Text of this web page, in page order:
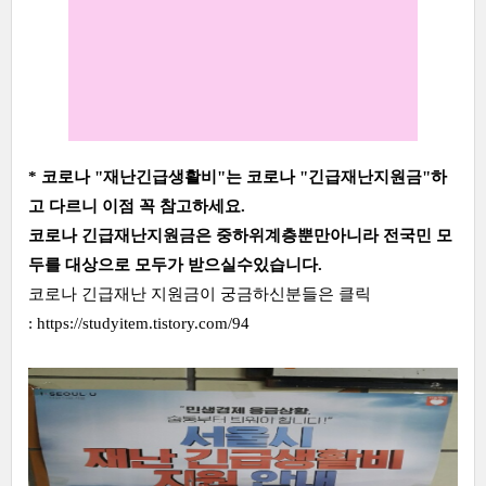
* 코로나 "재난긴급생활비"는 코로나 "긴급재난지원금"하
고 다르니 이점 꼭 참고하세요.
코로나 긴급재난지원금은 중하위계층뿐만아니라 전국민 모
두를 대상으로 모두가 받으실수있습니다.
코로나 긴급재난 지원금이 궁금하신분들은 클릭
: https://studyitem.tistory.com/94